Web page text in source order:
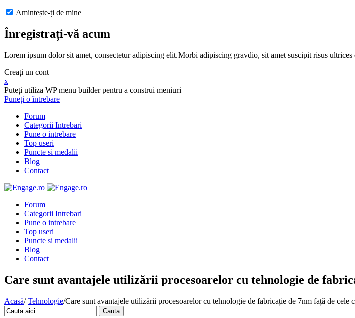
Amintește-ți de mine
Înregistrați-vă acum
Lorem ipsum dolor sit amet, consectetur adipiscing elit.Morbi adipiscing gravdio, sit amet suscipit risus
Creați un cont
x
Puteți utiliza WP menu builder pentru a construi meniuri
Puneți o întrebare
Forum
Categorii Intrebari
Pune o intrebare
Top useri
Puncte si medalii
Blog
Contact
Forum
Categorii Intrebari
Pune o intrebare
Top useri
Puncte si medalii
Blog
Contact
Care sunt avantajele utilizării procesoarelor cu tehnologie de
Acasă/ Tehnologie/Care sunt avantajele utilizării procesoarelor cu tehnologie de fabricație de 7nm față de cele
Cauta